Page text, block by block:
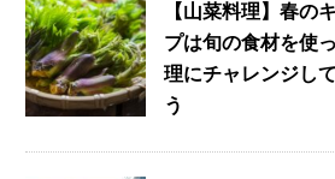
【山菜料理】春の
プは旬の食材を使
理にチャレンジし
う